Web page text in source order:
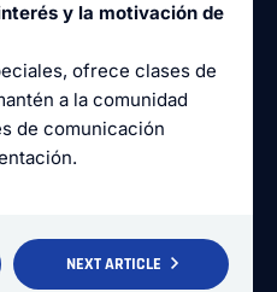
y la motivación de
ofrece clases de
a la comunidad
de comunicación
NEXT ARTICLE